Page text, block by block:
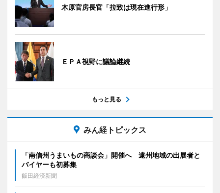
木原官房長官「拉致は現在進行形」
ＥＰＡ視野に議論継続
もっと見る
みん経トピックス
「南信州うまいもの商談会」開催へ 遠州地域の出展者と
バイヤーも初募集
飯田経済新聞